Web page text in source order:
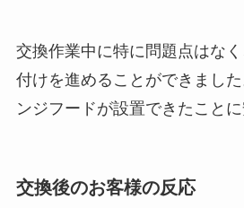
交換作業中に特に問題点はな
付けを進めることができまし
ンジフードが設置できたことに
交換後のお客様の反応